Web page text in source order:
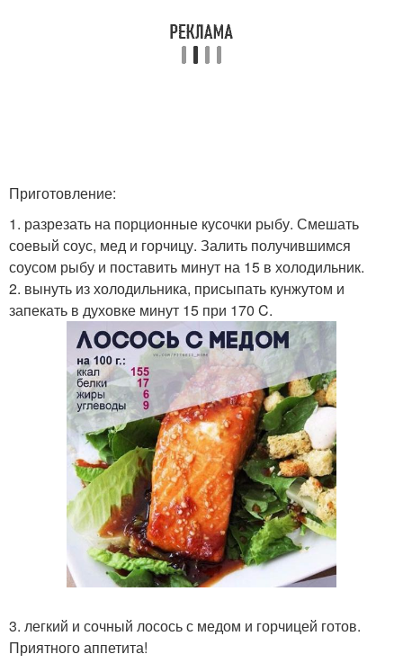
Приготовление:
1. разрезать на порционные кусочки рыбу. Смешать
соевый соус, мед и горчицу. Залить получившимся
соусом рыбу и поставить минут на 15 в холодильник.
2. вынуть из холодильника, присыпать кунжутом и
запекать в духовке минут 15 при 170 C.
3. легкий и сочный лосось с медом и горчицей готов.
Приятного аппетита!